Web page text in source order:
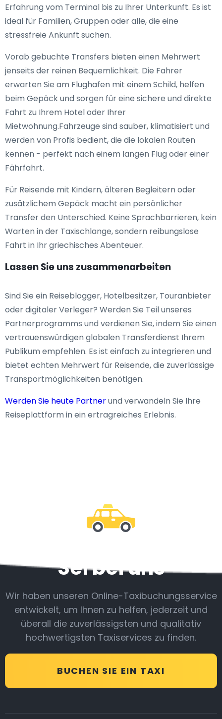
Erfahrung vom Terminal bis zu Ihrer Unterkunft. Es ist
ideal für Familien, Gruppen oder alle, die eine
stressfreie Ankunft suchen.
Vorab gebuchte Transfers bieten einen Mehrwert
jenseits der reinen Bequemlichkeit. Die Fahrer
erwarten Sie am Flughafen mit einem Schild, helfen
beim Gepäck und sorgen für eine sichere und direkte
Fahrt zu Ihrem Hotel oder Ihrer
Mietwohnung.Fahrzeuge sind sauber, klimatisiert und
werden von Profis bedient, die die lokalen Routen
kennen - perfekt nach einem langen Flug oder einer
Fährfahrt.
Für Reisende mit Kindern, älteren Begleitern oder
zusätzlichem Gepäck macht ein persönlicher
Transfer den Unterschied. Keine Sprachbarrieren, kein
Warten in der Taxischlange, sondern reibungslose
Fahrt in Ihr griechisches Abenteuer.
Lassen Sie uns zusammenarbeiten
Sind Sie ein Reiseblogger, Hotelbesitzer, Touranbieter
oder digitaler Verleger? Werden Sie Teil unseres
Partnerprogramms und verdienen Sie, indem Sie einen
vertrauenswürdigen globalen Transferdienst Ihrem
Publikum empfehlen. Es ist einfach zu integrieren und
bietet echten Mehrwert für Reisende, die zuverlässige
Transportmöglichkeiten benötigen.
Werden Sie heute Partnerund verwandeln Sie Ihre
Reiseplattform in ein ertragreiches Erlebnis.
Sei bei uns
Wir haben unseren Online-Taxibuchungsservice
entwickelt, um Ihnen zu helfen, jederzeit und
überall die zuverlässigsten und qualitativ
hochwertigsten Taxiservices zu finden.
BUCHEN SIE EIN TAXI